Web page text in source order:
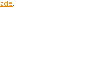
zde.